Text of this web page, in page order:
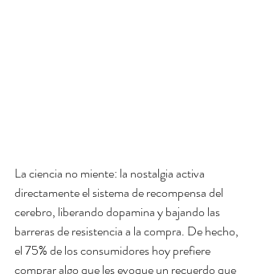
La ciencia no miente: la nostalgia activa
directamente el sistema de recompensa del
cerebro, liberando dopamina y bajando las
barreras de resistencia a la compra. De hecho,
el 75% de los consumidores hoy prefiere
comprar algo que les evoque un recuerdo que